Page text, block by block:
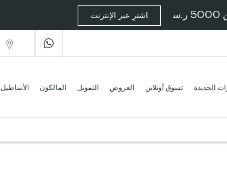
اشترِ عبر الإنترنت
الجديدة تسوق أونلاين العروض التمويل المالكون الأساطيل